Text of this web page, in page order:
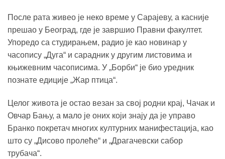
После рата живео је неко време у Сарајеву, а касније
прешао у Београд, где је завршио Правни факултет.
Упоредо са студирањем, радио је као новинар у
часопису „Дуга“ и сарадник у другим листовима и
књижевним часописима. У „Борби“ је био уредник
познате едиције „Жар птица“.
Целог живота је остао везан за свој родни крај, Чачак и
Овчар Бању, а мало је оних који знају да је управо
Бранко покретач многих културних манифестација, као
што су „Дисово пролеће“ и „Драгачевски сабор
трубача“.